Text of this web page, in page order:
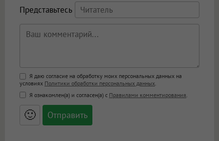
Представьтесь
Поддержка HTML
<b>, <strong>, <u>, <i>, <em>, <s>, <big>,
<small>, <sup>, <sub>, <pre>, <ul>, <ol>, <li>,
<blockquote>, <code> экранирует HTML,
адреса URL автоматически становятся
ссылками, и [img]адрес[/img] будет
Я даю согласие на обработку моих персональных данных на
условиях Политики обработки персональных данных
Я ознакомлен(а) и согласен(а) с Правилами комментирования
🙂